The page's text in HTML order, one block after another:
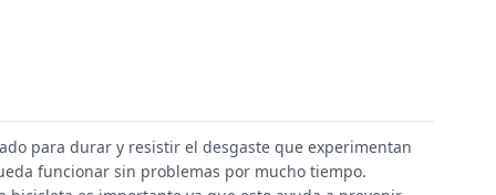
para durar y resistir el desgaste que experimentan
funcionar sin problemas por mucho tiempo.